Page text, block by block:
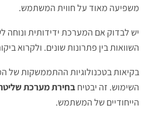
משפיעה מאוד על חווית המשתמש.
יש לבדוק אם המערכת ידידותית ונוחה
השוואות בין פתרונות שונים. ולקרוא
בקיאות בטכנולוגיות ההתממשקות של
השימוש. זה יבטיחבחירת מערכת
הייחודיים של המשתמש.